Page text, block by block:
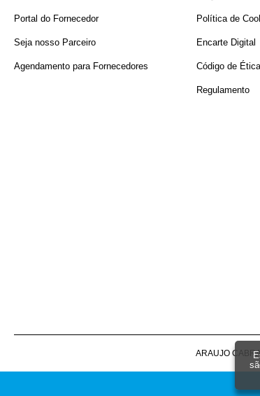
Portal do Fornecedor
Seja nosso Parceiro
Agendamento para Fornecedores
Política de
Encarte Digital
Código de Ética
Regulamento
ARAUJO